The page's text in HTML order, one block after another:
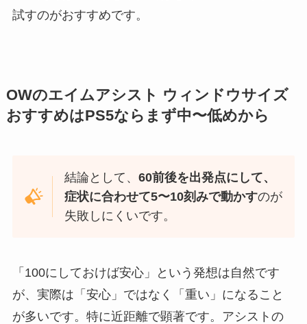
試すのがおすすめです。
OWのエイムアシスト ウィンドウサイズ
おすすめはPS5ならまず中〜低めから
結論として、60前後を出発点にして、
症状に合わせて5〜10刻みで動かすのが
失敗しにくいです。
「100にしておけば安心」という発想は自然です
が、実際は「安心」ではなく「重い」になること
が多いです。特に近距離で顕著です。アシストの